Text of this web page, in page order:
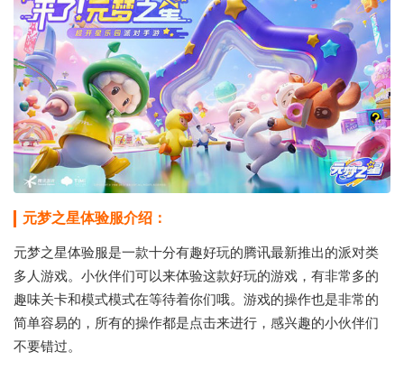
元梦之星体验服介绍：
元梦之星体验服是一款十分有趣好玩的腾讯最新推出的派对类
多人游戏。小伙伴们可以来体验这款好玩的游戏，有非常多的
趣味关卡和模式模式在等待着你们哦。游戏的操作也是非常的
简单容易的，所有的操作都是点击来进行，感兴趣的小伙伴们
不要错过。